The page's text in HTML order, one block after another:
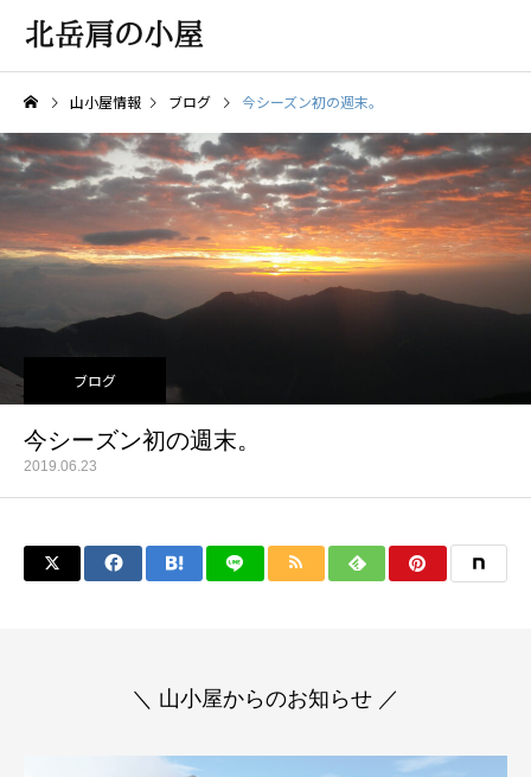
山小屋情報 ブログ 今シーズン初の週末。
ブログ
今シーズン初の週末。
2019.06.23
＼ 山小屋からのお知らせ ／